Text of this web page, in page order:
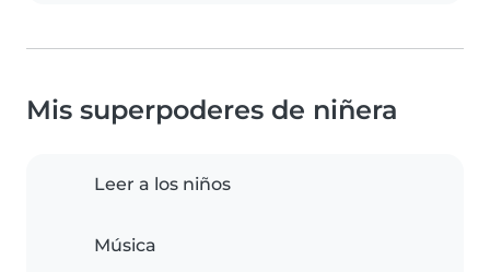
Mis superpoderes de niñera
Leer a los niños
Música